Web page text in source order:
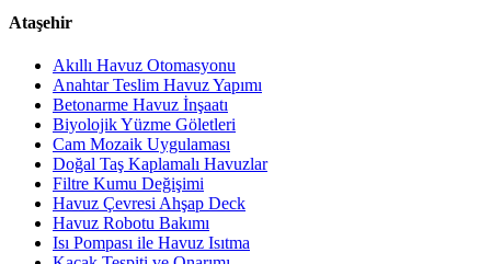
Ataşehir
Akıllı Havuz Otomasyonu
Anahtar Teslim Havuz Yapımı
Betonarme Havuz İnşaatı
Biyolojik Yüzme Göletleri
Cam Mozaik Uygulaması
Doğal Taş Kaplamalı Havuzlar
Filtre Kumu Değişimi
Havuz Çevresi Ahşap Deck
Havuz Robotu Bakımı
Isı Pompası ile Havuz Isıtma